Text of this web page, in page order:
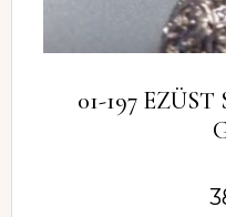
01-197